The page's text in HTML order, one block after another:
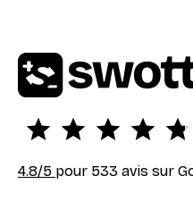
4.8/5 pour 533 avis sur